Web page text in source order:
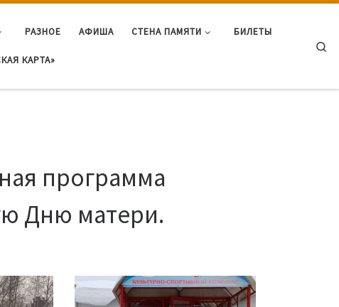
РАЗНОЕ АФИША СТЕНА ПАМЯТИ БИЛЕТЫ
КАРТА»
программа
Дню матери.